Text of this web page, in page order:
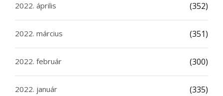
2022. április (352)
2022. március (351)
2022. február (300)
2022. január (335)